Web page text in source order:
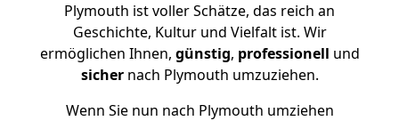
Plymouth ist voller Schätze, das reich an
Geschichte, Kultur und Vielfalt ist. Wir
ermöglichen Ihnen, günstig, professionell und
sichernach Plymouth umzuziehen.
Wenn Sie nun nach Plymouth umziehen